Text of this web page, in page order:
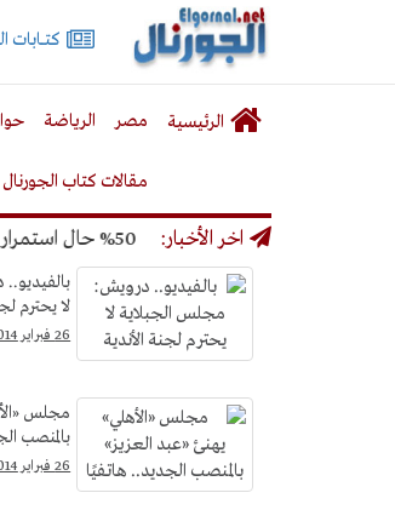
الجورنال
نت
كتـــابات
الرئيسية مصر الرياضة
مقالات كتاب الجورنال
اخر الأخبار:
المونديال بنسبة 50% حال استمرار كورونا
الرياضة
&gt;
كرة
القدم
لا يحترم
26 فبراير 2014 3:48 م
مجلس
بالمنصب
26 فبراير 2014 3:48 م